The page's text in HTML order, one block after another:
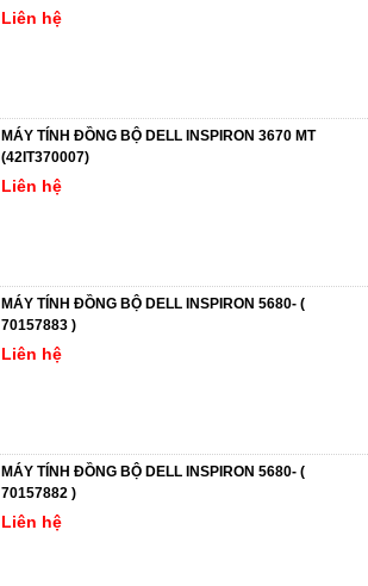
Liên hệ
MÁY TÍNH ĐỒNG BỘ DELL INSPIRON 3670 MT
(42IT370007)
Liên hệ
MÁY TÍNH ĐỒNG BỘ DELL INSPIRON 5680- (
70157883 )
Liên hệ
MÁY TÍNH ĐỒNG BỘ DELL INSPIRON 5680- (
70157882 )
Liên hệ